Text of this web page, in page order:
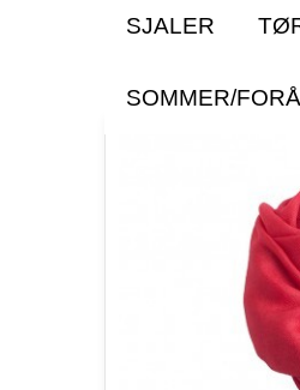
SJALER
SOMMER/
SJALER